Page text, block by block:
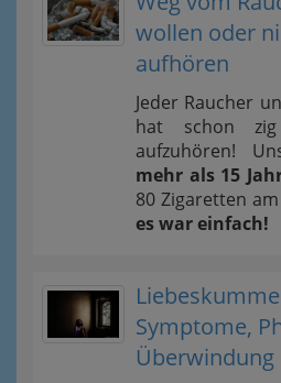
wollen oder
aufhören
Jeder Raucher
hat schon
aufzuhören!
mehr als 15
80 Zigaretten
es war einfach!
Symptome,
Überwindung